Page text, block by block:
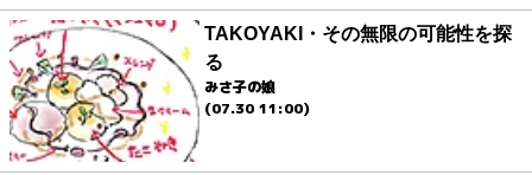
TAKOYAKI・その無限の可能性を探
る
みさ子の娘
(07.30 11:00)